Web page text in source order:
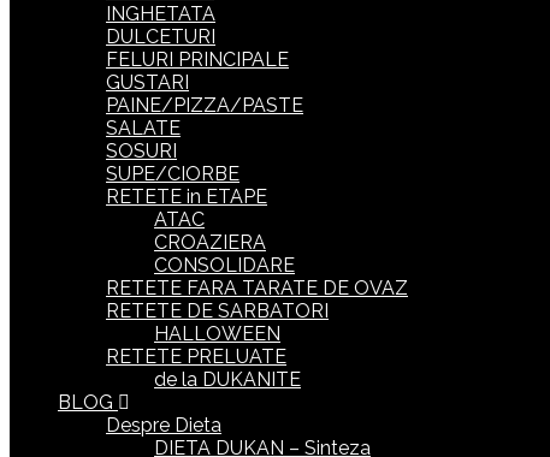
INGHETATA
DULCETURI
FELURI PRINCIPALE
GUSTARI
PAINE/PIZZA/PASTE
SALATE
SOSURI
SUPE/CIORBE
RETETE in ETAPE
ATAC
CROAZIERA
CONSOLIDARE
RETETE FARA TARATE DE OVAZ
RETETE DE SARBATORI
HALLOWEEN
RETETE PRELUATE
de la DUKANITE
BLOG
Despre Dieta
DIETA DUKAN – Sinteza